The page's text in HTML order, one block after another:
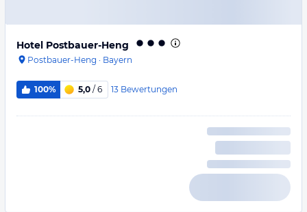
Hotel Postbauer-Heng
Postbauer-Heng · Bayern
100% 5,0 / 6 13 Bewertungen